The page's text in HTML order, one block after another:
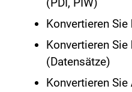
(PDI, PIW)
Konvertieren Sie
Konvertieren Sie
(Datensätze)
Konvertieren Sie